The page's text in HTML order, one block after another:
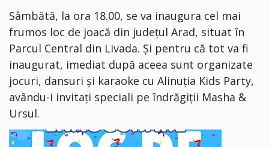
Sâmbătă, la ora 18.00, se va inaugura cel mai
frumos loc de joacă din județul Arad, situat în
Parcul Central din Livada. Și pentru că tot va fi
inaugurat, imediat după aceea sunt organizate
jocuri, dansuri și karaoke cu Alinuția Kids Party⁣,
avându-i invitați speciali pe îndrăgiții Masha &
Ursul⁣.